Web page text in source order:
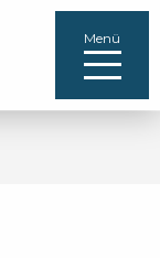
Menü